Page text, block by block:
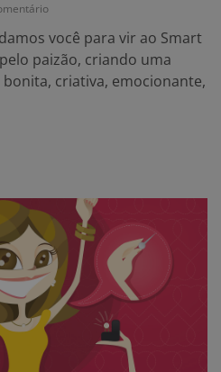
você para vir ao Smart
paizão, criando uma
criativa, emocionante,